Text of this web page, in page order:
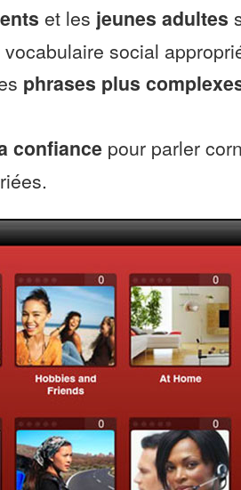
et les jeunes adultes
social
phrases plus
confiance pour parler